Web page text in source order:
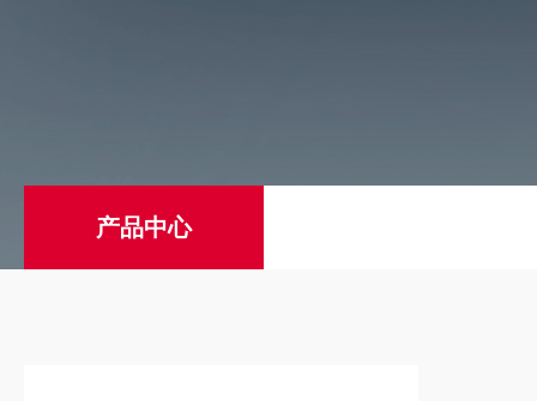
产品中心